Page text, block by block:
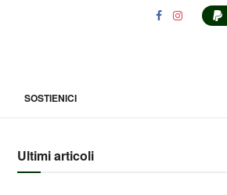
SOSTIENICI
Ultimi articoli